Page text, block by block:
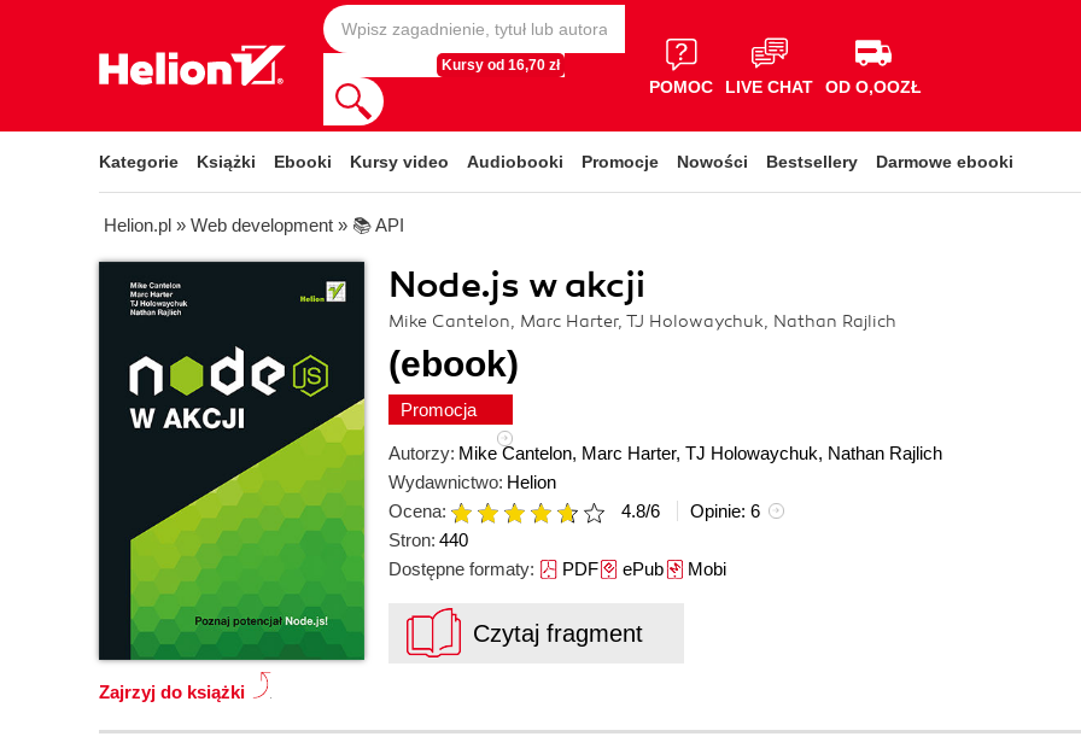
Kursy od 16,70 zł
POMOC LIVE CHAT OD O,OOZŁ
Kategorie Książki Ebooki Kursy video Audiobooki Promocje Nowości Bestsellery Darmowe ebooki
Helion.pl » Web development » 📚 API
Node.js w akcji
Mike Cantelon, Marc Harter, TJ Holowaychuk, Nathan Rajlich
(ebook)
Promocja
Zajrzyj do książki
Autorzy: Mike Cantelon, Marc Harter, TJ Holowaychuk, Nathan Rajlich
Wydawnictwo: Helion
Ocena:
4.8/6 Opinie: 6
Stron: 440
Dostępne formaty: PDFePubMobi
Czytaj fragment